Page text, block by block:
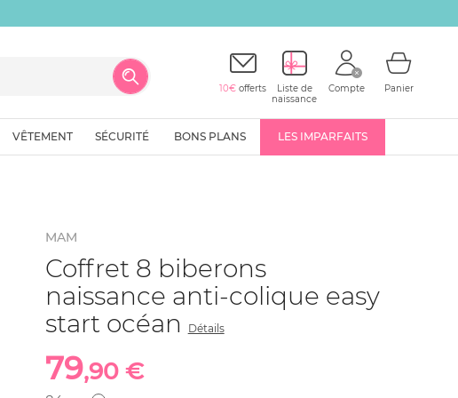
10€ offerts
Liste de
naissance
Compte Panier
VÊTEMENT SÉCURITÉ BONS PLANS LES IMPARFAITS
MAM
Coffret 8 biberons
naissance anti-colique easy
start océan
Détails
79,90 €